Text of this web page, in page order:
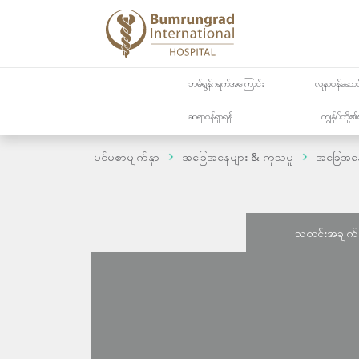
ဘမ်ရွန်ဂရက်အကြောင်း လူနာဝန်ဆော
ဆရာဝန်ရှာရန် ကျွန်ုပ်တို့၏
ပင်မစာမျက်နှာ အခြေအနေများ & ကုသမှု အခြေအန
သတင်းအခ